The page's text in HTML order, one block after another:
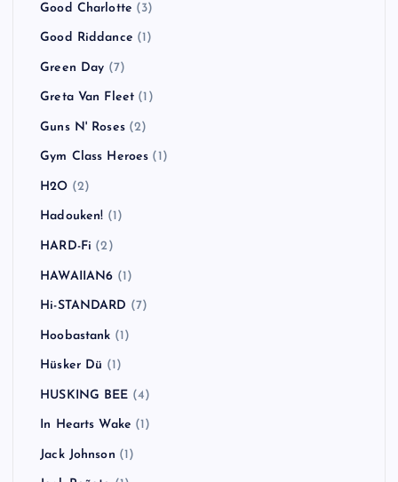
Good Charlotte (3)
Good Riddance (1)
Green Day (7)
Greta Van Fleet (1)
Guns N' Roses(2)
Gym Class Heroes (1)
H2O (2)
Hadouken! (1)
HARD-Fi (2)
HAWAIIAN6 (1)
Hi-STANDARD (7)
Hoobastank (1)
Hüsker Dü (1)
HUSKING BEE (4)
In Hearts Wake (1)
Jack Johnson (1)